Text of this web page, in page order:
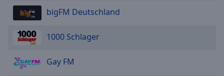
MDR 1 Sorbischer Rundfunk
NDR 1 Niedersachsen
NDR 90.3 FM
bigFM Deutschland
1000 Schlager
Gay FM